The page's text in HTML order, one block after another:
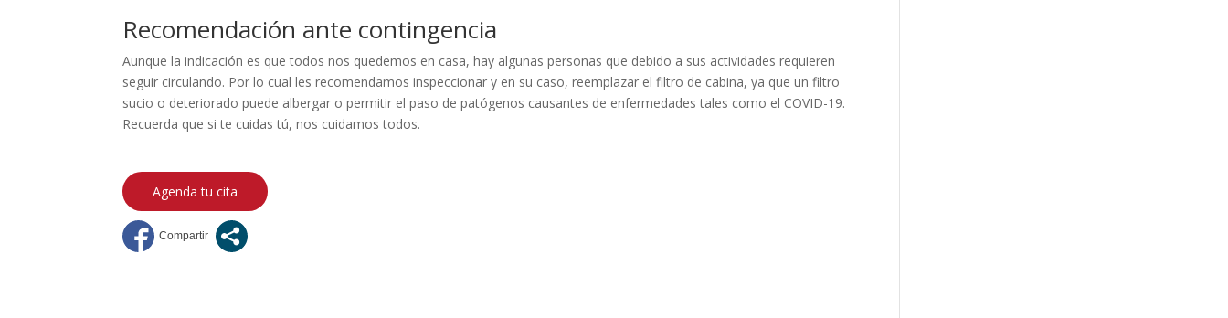
Recomendación ante contingencia
Aunque la indicación es que todos nos quedemos en casa, hay algunas personas que debido a sus actividades requieren
seguir circulando. Por lo cual les recomendamos inspeccionar y en su caso, reemplazar el filtro de cabina, ya que un filtro
sucio o deteriorado puede albergar o permitir el paso de patógenos causantes de enfermedades tales como el COVID-19.
Recuerda que si te cuidas tú, nos cuidamos todos.
Agenda tu cita